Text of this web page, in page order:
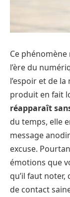
Ce
l’ère du
l’espoir et de
produit en fait
réapparaît
du temps, elle
message
excuse.
émotions que
qu’il faut
de contact